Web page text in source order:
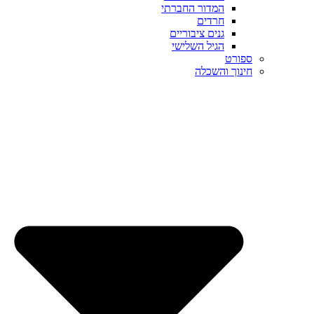
המדור החברתי
חרדים
גנים ציבוריים
הגיל השלישי
ספורט
חינוך והשכלה